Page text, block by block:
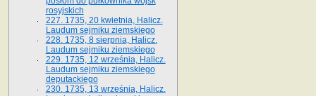
rosyjskich
227. 1735, 20 kwietnia, Halicz.
Laudum sejmiku ziemskiego
228. 1735, 8 sierpnia, Halicz.
Laudum sejmiku ziemskiego
229. 1735, 12 września, Halicz.
Laudum sejmiku ziemskiego
deputackiego
230. 1735, 13 września, Halicz.